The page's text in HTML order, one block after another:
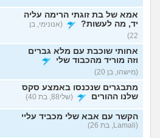
אמא של בת זוגתי הרימה עליה
יד, מה לעשות?
(אנונימי, בן
22)
אחותי שוכבת עם מלא גברים
וזה מוריד מהכבוד שלי
(מישהו, בן 20)
מתבגרים שנכנסו באמצע סקס
שלנו ההורים
(שלי88, בת 40)
הקשר עם אבא שלי מכביד עליי
(Lamali, בת 26)